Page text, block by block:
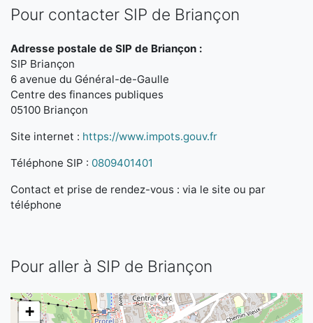
Pour contacter SIP de Briançon
Adresse postale de SIP de Briançon :
SIP Briançon
6 avenue du Général-de-Gaulle
Centre des finances publiques
05100 Briançon
Site internet : https://www.impots.gouv.fr
Téléphone SIP : 0809401401
Contact et prise de rendez-vous : via le site ou par
téléphone
Pour aller à SIP de Briançon
+